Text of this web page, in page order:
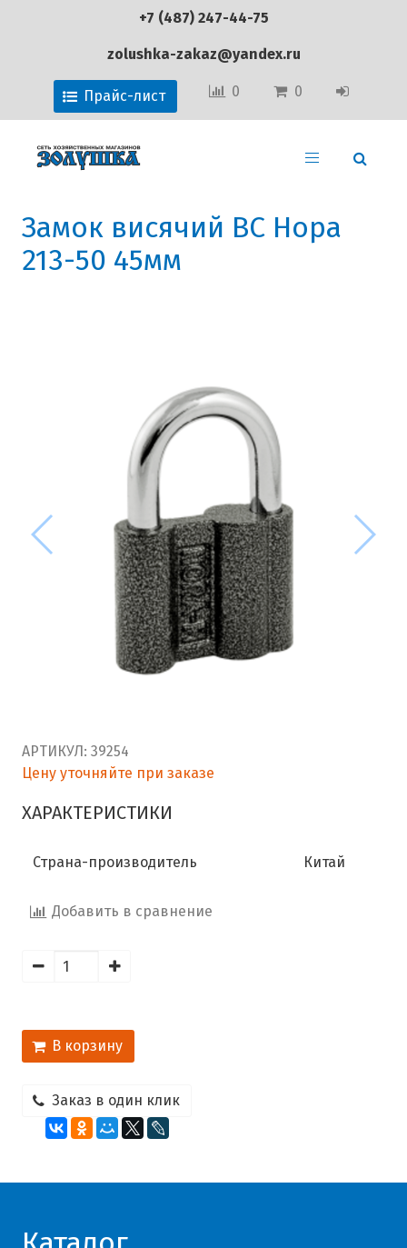
+7 (487) 247-44-75
zolushka-zakaz@yandex.ru
Прайс-лист 0 0
Замок висячий ВС Нора
213-50 45мм
АРТИКУЛ: 39254
Цену уточняйте при заказе
ХАРАКТЕРИСТИКИ
Страна-производитель Китай
Добавить в сравнение
В корзину
Заказ в один клик